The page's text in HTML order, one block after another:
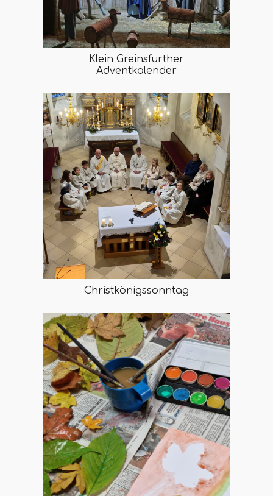
Klein Greinsfurther
Adventkalender
Christkönigssonntag